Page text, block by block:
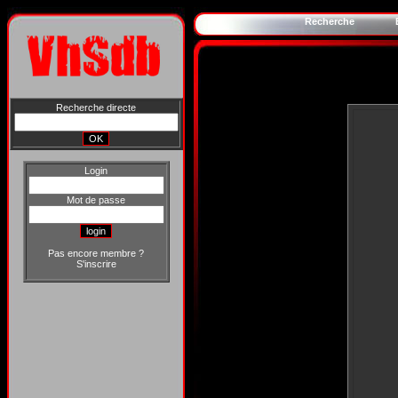
Recherche directe
Login
Mot de passe
Pas encore membre ?
S'inscrire
Recherche